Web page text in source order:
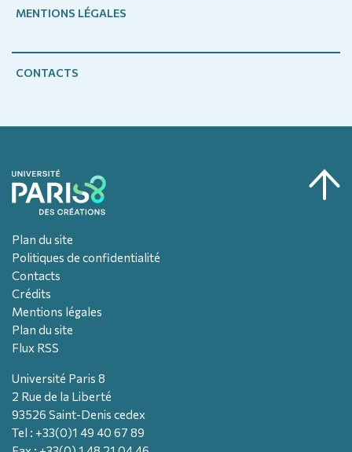
MENTIONS LÉGALES
CONTACTS
Plan du site
Politiques de confidentialité
Contacts
Crédits
Mentions légales
Plan du site
Flux RSS
Université Paris 8
2 Rue de la Liberté
93526 Saint-Denis cedex
Tel : +33(0)1 49 40 67 89